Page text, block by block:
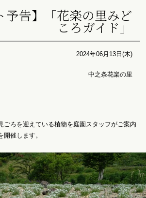
予告】「花楽の里みど
ころガイド」
2024年06月13日(木)
中之条花楽の里
ごろを迎えている植物を庭園スタッフがご案内
催します。